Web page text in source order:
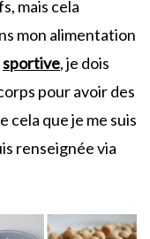
mais cela
mon alimentation
sportive, je dois
pour avoir des
cela que je me suis
renseignée via